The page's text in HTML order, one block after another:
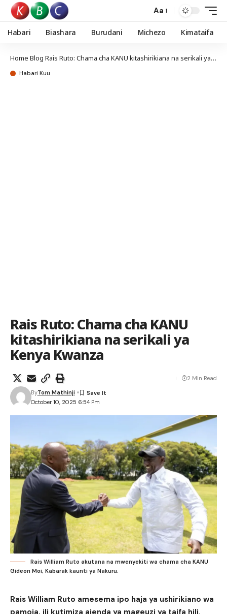
Aa
Habari Biashara Burudani Michezo Kimataifa
Home Blog Rais Ruto: Chama cha KANU kitashirikiana na serikali ya Kenya Kwanza
Habari Kuu
Rais Ruto: Chama cha KANU
kitashirikiana na serikali ya
Kenya Kwanza
October 10, 2025 6:54 Pm
ByTom Mathinji
2 Min Read
Rais William Ruto akutana na mwenyekiti wa chama cha KANU
Gideon Moi, Kabarak kaunti ya Nakuru.
Rais William Ruto amesema ipo haja ya ushirikiano wa